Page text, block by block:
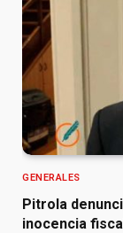
GENERALES
Pitrola
inocencia